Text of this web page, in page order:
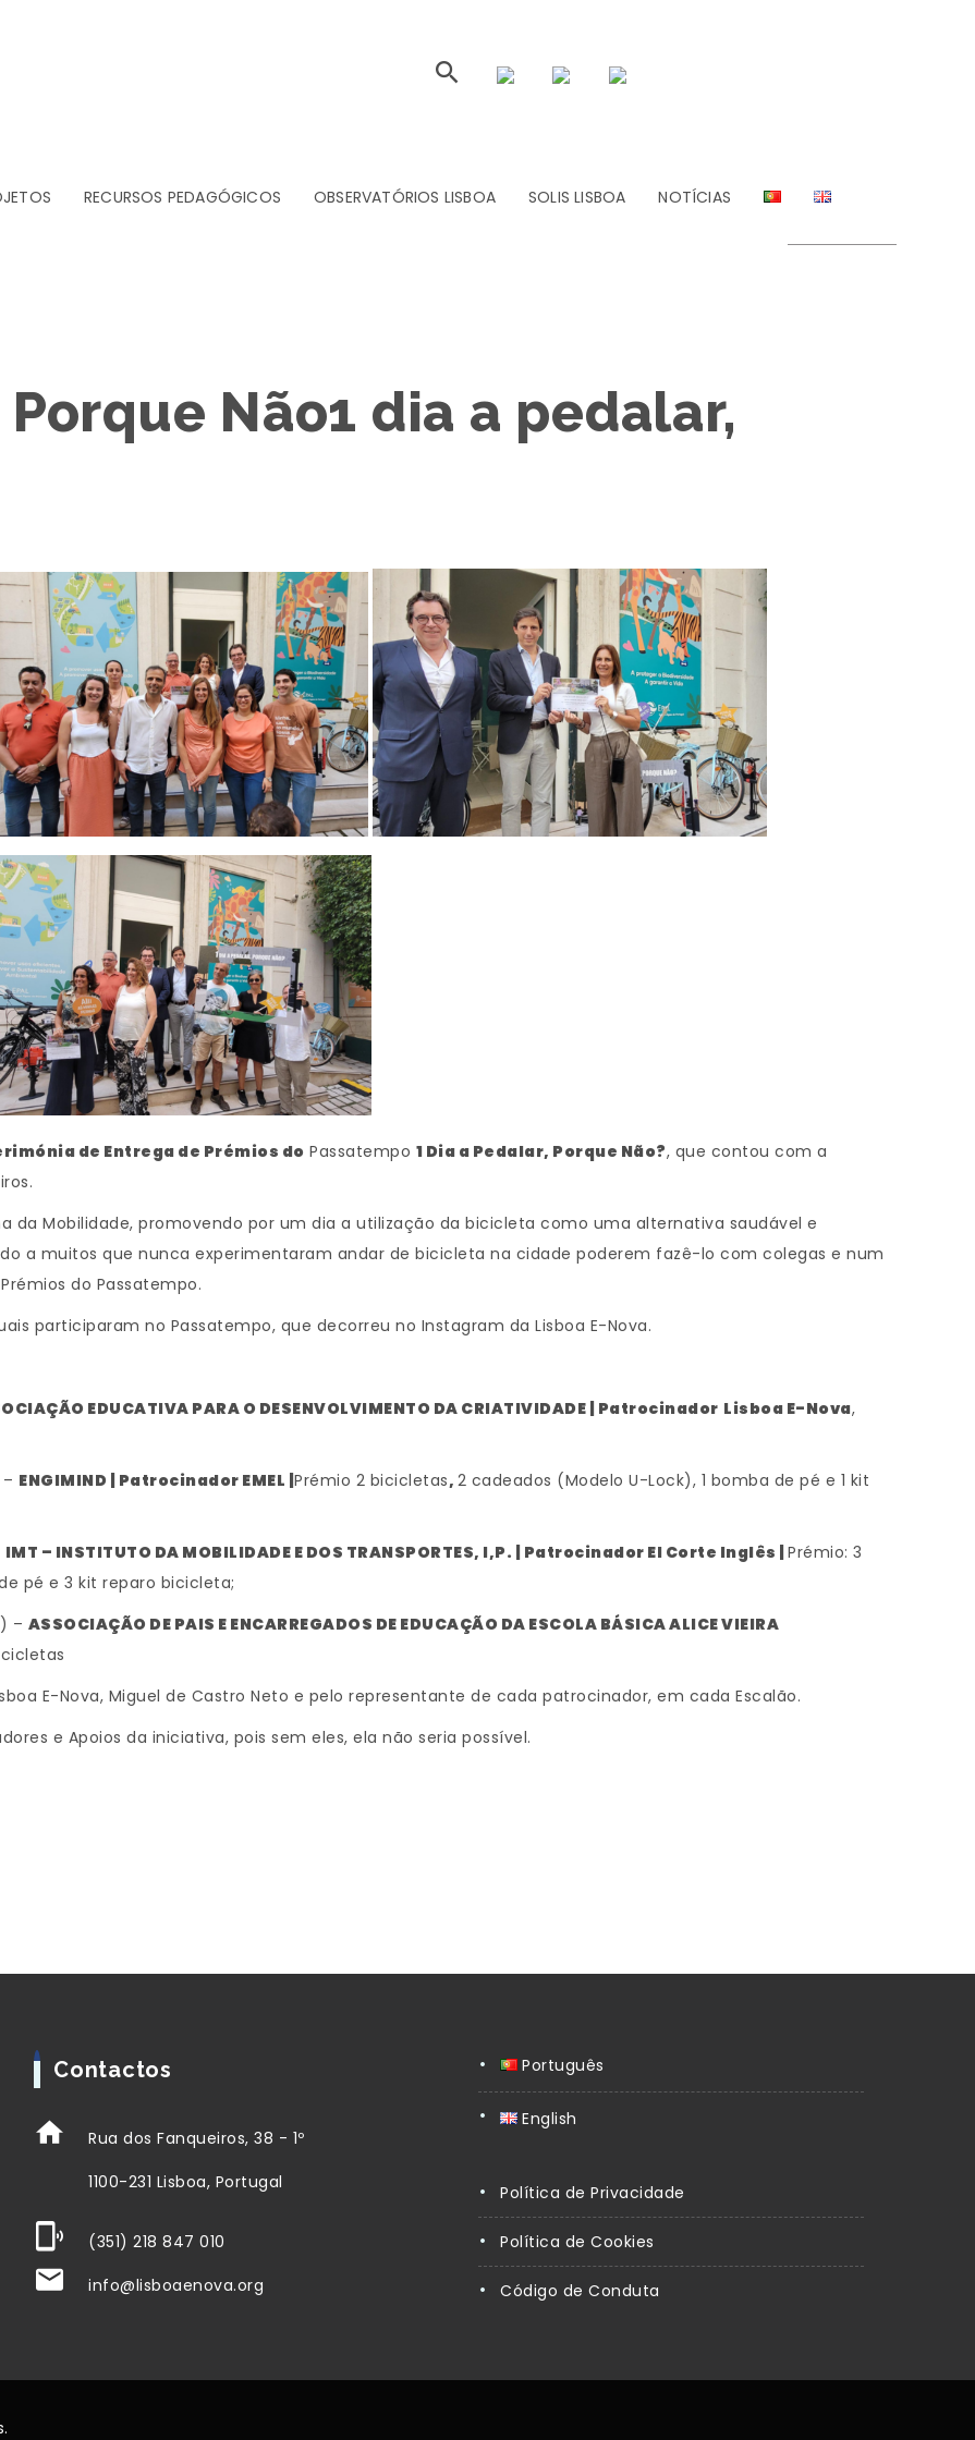
RECURSOS PEDAGÓGICOS OBSERVATÓRIOS LISBOA SOLIS LISBOA NOTÍCIAS
Porque Não1 dia a pedalar,
de Entrega de Prémios do Passatempo 1 Dia a Pedalar, Porque Não?, que contou com a
da Mobilidade, promovendo por um dia a utilização da bicicleta como uma alternativa saudável e
a muitos que nunca experimentaram andar de bicicleta na cidade poderem fazê-lo com colegas e num
do Passatempo.
participaram no Passatempo, que decorreu no Instagram da Lisboa E-Nova.
EDUCATIVA PARA O DESENVOLVIMENTO DA CRIATIVIDADE | Patrocinador Lisboa E-Nova,
ENGIMIND | Patrocinador EMEL |Prémio 2 bicicletas, 2 cadeados (Modelo U-Lock), 1 bomba de pé e 1 kit
IMT – INSTITUTO DA MOBILIDADE E DOS TRANSPORTES, I,P. | Patrocinador El Corte Inglês |Prémio: 3
pé e 3 kit reparo bicicleta;
– ASSOCIAÇÃO DE PAIS E ENCARREGADOS DE EDUCAÇÃO DA ESCOLA BÁSICA ALICE VIEIRA
E-Nova, Miguel de Castro Neto e pelo representante de cada patrocinador, em cada Escalão.
e Apoios da iniciativa, pois sem eles, ela não seria possível.
Contactos
Rua dos Fanqueiros, 38 - 1º
1100-231 Lisboa, Portugal
(351) 218 847 010
info@lisboaenova.org
Português
English
Política de Privacidade
Política de Cookies
Código de Conduta